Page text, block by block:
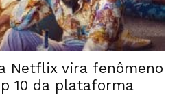
Netflix vira fenômeno
10 da plataforma